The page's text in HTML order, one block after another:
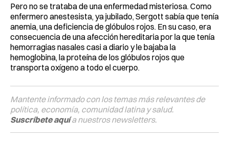
Pero no se trataba de una enfermedad misteriosa. Como
enfermero anestesista, ya jubilado, Sergott sabía que tenía
anemia, una deficiencia de glóbulos rojos. En su caso, era
consecuencia de una afección hereditaria por la que tenía
hemorragias nasales casi a diario y le bajaba la
hemoglobina, la proteína de los glóbulos rojos que
transporta oxígeno a todo el cuerpo.
Mantente informado con los temas más relevantes de
política, economía, comunidad latina y salud.
Suscríbete aquía nuestros newsletters.